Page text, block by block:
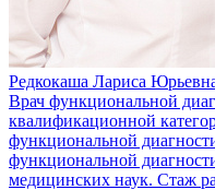
Редкокаша Лариса
Врач функциональной
квалификационной
функциональной
функциональной
медицинских наук. Стаж